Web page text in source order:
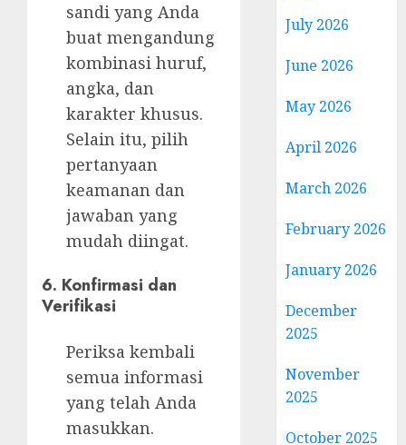
sandi yang Anda
buat mengandung
kombinasi huruf,
angka, dan
karakter khusus.
Selain itu, pilih
pertanyaan
keamanan dan
jawaban yang
mudah diingat.
6. Konfirmasi dan
Verifikasi
Periksa kembali
semua informasi
yang telah Anda
masukkan.
July 2026
June 2026
May 2026
April 2026
March 2026
February 2026
January 2026
December
2025
November
2025
October 2025